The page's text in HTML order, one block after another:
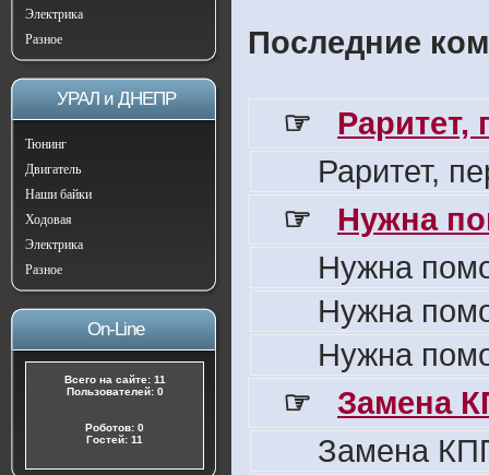
Электрика
Разное
УРАЛ и ДНЕПР
Тюнинг
Двигатель
Наши байки
Ходовая
Электрика
Разное
On-Line
Всего на сайте: 11
Пользователей: 0
Роботов: 0
Гостей: 11
Последние
☞
Раритет,
Раритет,
☞
Нужна
Нужна
Нужна
Нужна
☞
Замена
Замена